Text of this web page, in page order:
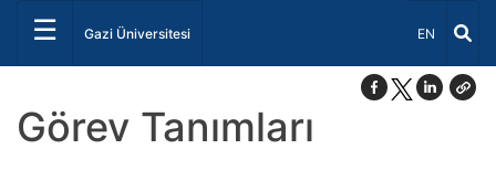
☰ Gazi Üniversitesi Dil Seçiniz
EN
Görev Tanımları